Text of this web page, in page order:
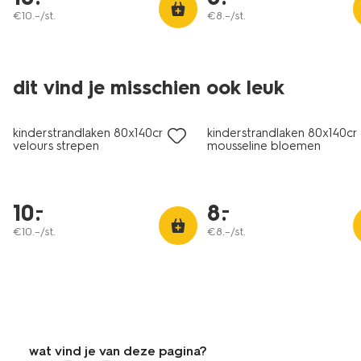
€10.–/st. €8.–/st.
dit vind je misschien ook leuk
laag geprijsd
kinderstrandlaken 80x140cm
velours strepen
10.
–
€10.–/st.
laag geprijsd
kinderstrandlaken
mousseline bloemen
8.
–
€8.–/st.
wat vind je van deze pagina?